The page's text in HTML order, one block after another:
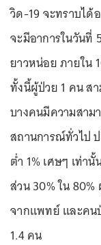
วิด-19 จะทราบได้
จะมีอาการในวันที่
ยาวหน่อย ภายใน
ทั้งนี้ผู้ป่วย 1 คน ส
บางคนมีความสาม
สถานการณ์ทั่วไป
ต่ำ 1% เศษๆ เท่า
ส่วน 30% ใน
จากแพทย์ และคน
1.4 คน